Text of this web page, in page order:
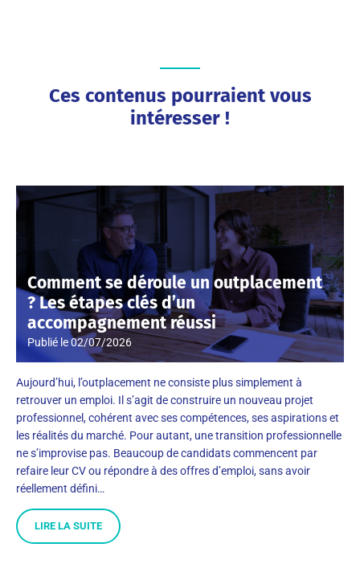
Ces contenus pourraient vous
intéresser !
Comment se déroule un outplacement
? Les étapes clés d’un
accompagnement réussi
Publié le02/07/2026
Aujourd’hui, l’outplacement ne consiste plus simplement à
retrouver un emploi. Il s’agit de construire un nouveau projet
professionnel, cohérent avec ses compétences, ses aspirations et
les réalités du marché. Pour autant, une transition professionnelle
ne s’improvise pas. Beaucoup de candidats commencent par
refaire leur CV ou répondre à des offres d’emploi, sans avoir
réellement défini…
LIRE LA SUITE